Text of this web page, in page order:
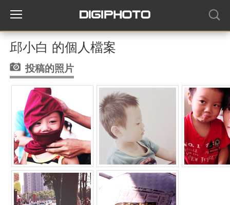
邱小白 的個人檔案
投稿的照片